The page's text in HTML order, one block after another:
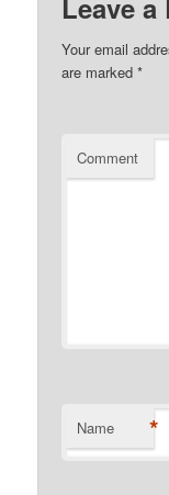
Leave a
Your email
are marked*
Comment
Name *